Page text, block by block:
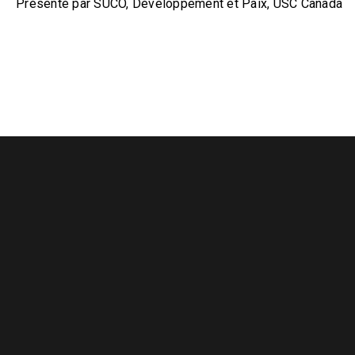
Présenté par SUCO, Développement et Paix, USC Canada